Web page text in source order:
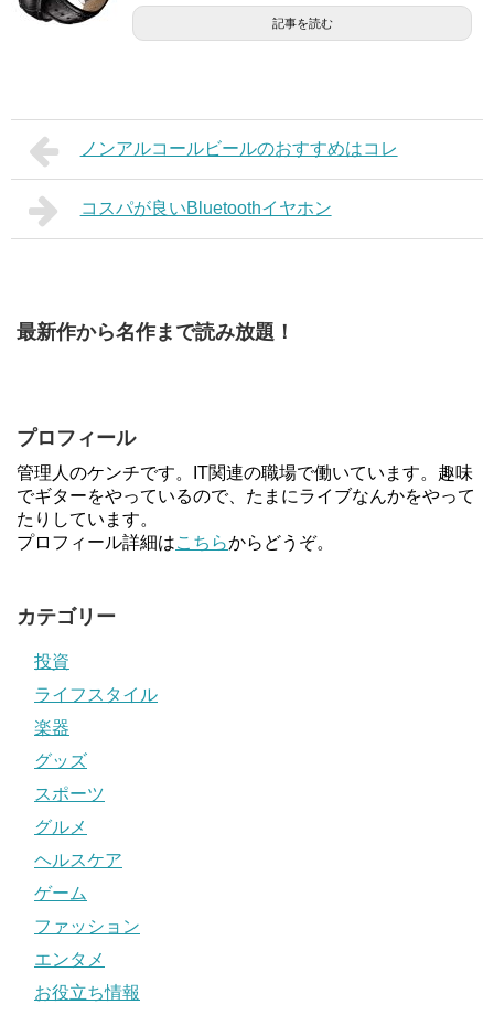
記事を読む
ノンアルコールビールのおすすめはコレ
コスパが良いBluetoothイヤホン
最新作から名作まで読み放題！
プロフィール
管理人のケンチです。IT関連の職場で働いています。趣味
でギターをやっているので、たまにライブなんかをやって
たりしています。
プロフィール詳細はこちらからどうぞ。
カテゴリー
投資
ライフスタイル
楽器
グッズ
スポーツ
グルメ
ヘルスケア
ゲーム
ファッション
エンタメ
お役立ち情報